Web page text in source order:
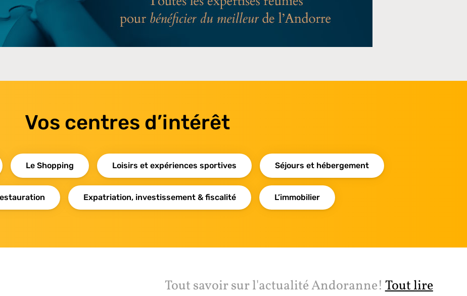
Vos centres d’intérêt
Le Shopping Loisirs et expériences sportives Séjours et hébergement
Expatriation, investissement & fiscalité L’immobilier
Tout savoir sur l'actualité Andoranne!Tout lire